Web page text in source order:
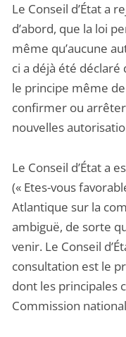
Le Conseil d’État a
d’abord, que la loi
même qu’aucune
ci a déjà été
le principe même
confirmer ou
nouvelles
Le Conseil d’État a
(« Etes-vous
Atlantique sur la
ambiguë, de sorte
venir. Le Conseil
consultation est le
dont les principales
Commission